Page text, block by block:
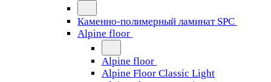
Каменно-полимерный ламинат SPC
Alpine floor
Alpine floor
Alpine Floor Classic Light